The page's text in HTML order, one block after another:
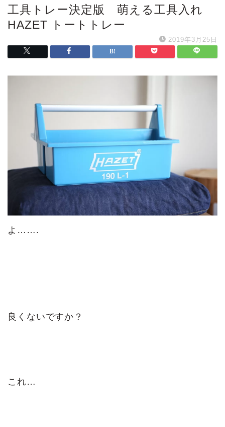
工具トレー決定版 萌える工具入れ
HAZET トートトレー
2019年3月25日
よ…….
良くないですか？
これ…